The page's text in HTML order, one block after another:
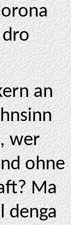
an
wer
ohne
Ma
denga